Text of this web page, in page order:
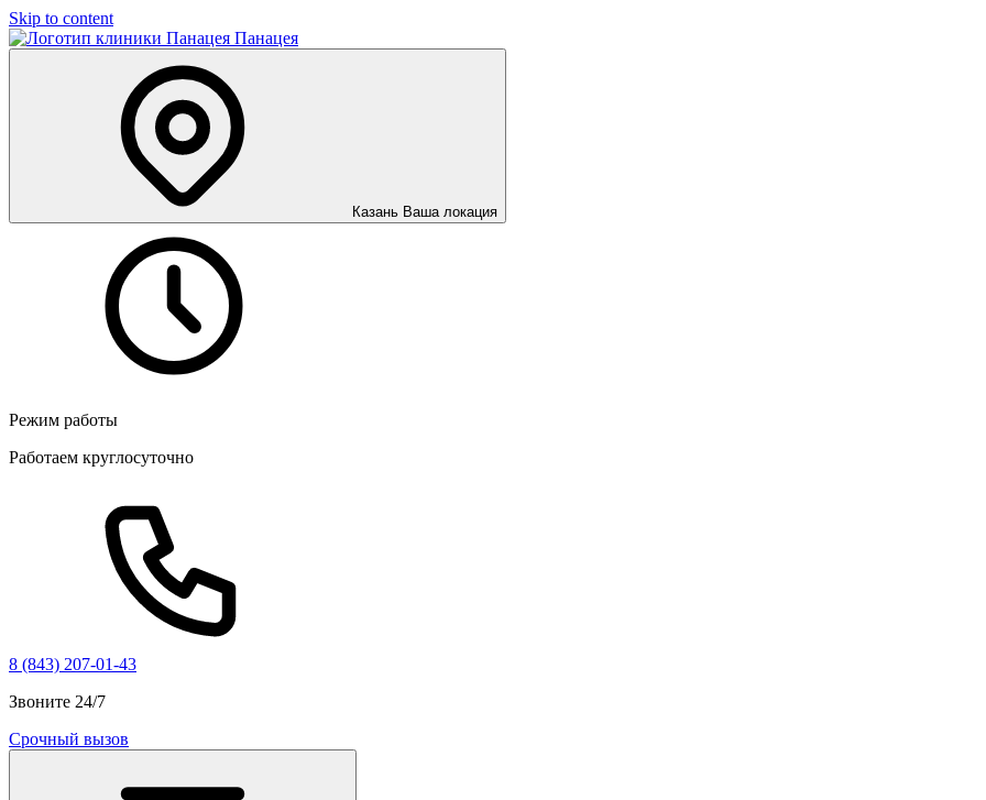
Skip to content
Панацея
Казань Ваша локация
Режим работы
Работаем круглосуточно
8 (843) 207-01-43
Звоните 24/7
Срочный вызов